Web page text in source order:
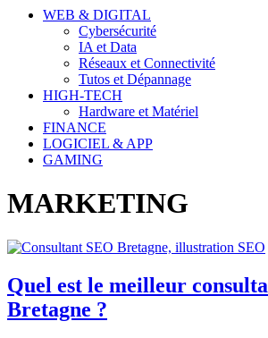
WEB & DIGITAL
Cybersécurité
IA et Data
Réseaux et Connectivité
Tutos et Dépannage
HIGH-TECH
Hardware et Matériel
FINANCE
LOGICIEL & APP
GAMING
MARKETING
Quel est le meilleur
Bretagne ?